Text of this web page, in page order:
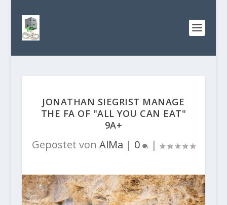
JONATHAN SIEGRIST MANAGE
THE FA OF "ALL YOU CAN EAT"
9A+
Gepostet von AlMa | 0 |